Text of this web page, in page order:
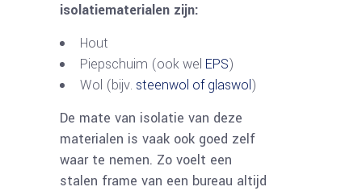
isolatiematerialen zijn:
Hout
Piepschuim (ook wel EPS)
Wol (bijv. steenwol of glaswol)
De mate van isolatie van deze
materialen is vaak ook goed zelf
waar te nemen. Zo voelt een
stalen frame van een bureau altijd